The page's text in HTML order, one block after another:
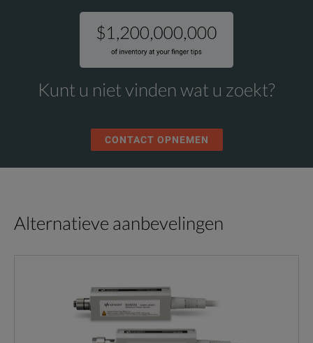
Kunt u niet vinden wat u zoekt?
CONTACT OPNEMEN
Alternatieve aanbevelingen